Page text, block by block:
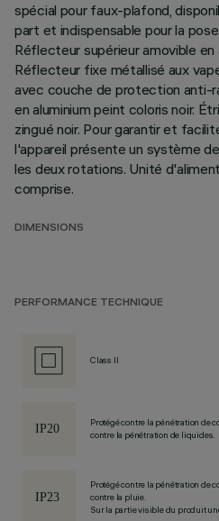
spécial pour faux-plafond,
part et indispensable pour la
Réflecteur supérieur amovible en
Réflecteur fixe métallisé aux
avec couche de protection anti-
en aluminium peint coloris noir.
zingué noir. Pour garantir et
l'appareil présente un système
les deux rotations. Unité
comprise.
DIMENSIONS
PERFORMANCE TECHNIQUE
Class II
Protégé contre la pénétration de
contre la pénétration de liquides.
Protégé contre la pénétration de
contre la pluie.
Sur la partie visible du produit